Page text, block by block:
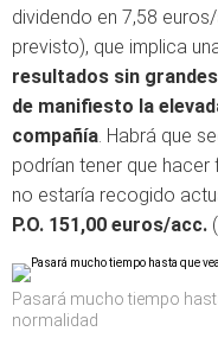
dividendo en 7,58
previsto), que implica
resultados sin
de manifiesto la
compañía. Habrá que
podrían tener que
no estaría recogido
P.O. 151,00 euros/acc.
Pasará mucho tiempo
normalidad